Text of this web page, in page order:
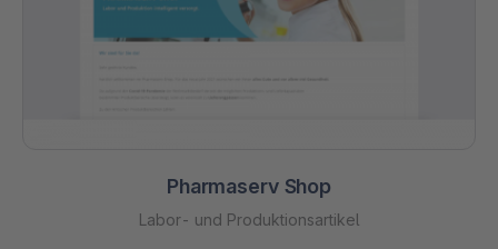
Pharmaserv Shop
Labor- und Produktionsartikel